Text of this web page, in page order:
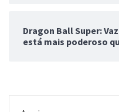
Dragon Ball Super:
está mais poderoso